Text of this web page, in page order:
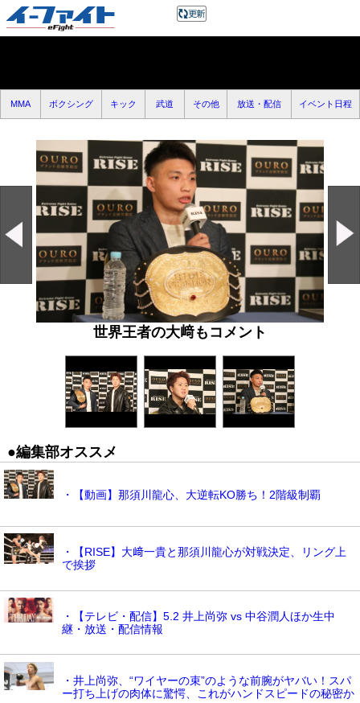
MMA ボクシング キック 武道 その他 放送・配信 イベント日程
世界王者の大﨑もコメント
●編集部オススメ
・【動画】那須川龍心、大逆転KO勝ち！2階級制覇
・【RISE】大﨑一貴と那須川龍心が対戦決定、リング上
で挨拶
・【テレビ・配信】5.2 井上尚弥 vs 中谷潤人ほか生中
継・放送・配信情報
・井上尚弥、“ワイヤーの束”のような前腕がヤバい！スパ
ー打ち上げの肉体に驚愕、これがハンドスピードの秘密か